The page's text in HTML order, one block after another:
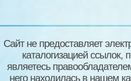
Сайт не предоставляет
каталогизацией
являетесь
него находилась в нашем